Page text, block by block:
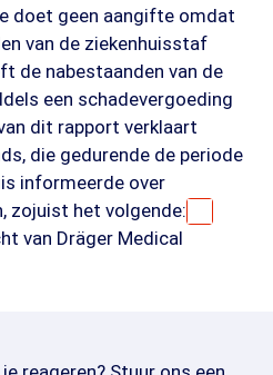
doet geen aangifte omdat
van de ziekenhuisstaf
de nabestaanden van de
een schadevergoeding
dit rapport verklaart
die gedurende de periode
informeerde over
zojuist het volgende:
van Dräger Medical